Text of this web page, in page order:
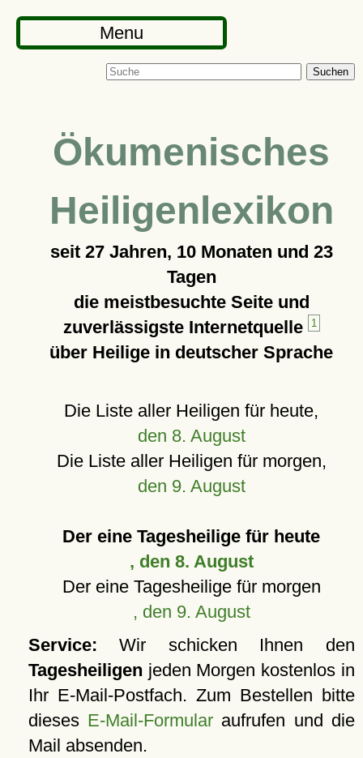
Menu
Suchen
Ökumenisches
Heiligenlexikon
seit 27 Jahren, 10 Monaten und 23
Tagen
die meistbesuchte Seite und
zuverlässigste Internetquelle
1
über Heilige in deutscher Sprache
Die Liste aller Heiligen für heute,
den 8. August
Die Liste aller Heiligen für morgen,
den 9. August
Der eine Tagesheilige für heute
, den 8. August
Der eine Tagesheilige für morgen
, den 9. August
Service: Wir schicken Ihnen den
Tagesheiligen jeden Morgen kostenlos in
Ihr E-Mail-Postfach. Zum Bestellen bitte
dieses E-Mail-Formular aufrufen und die
Mail absenden.